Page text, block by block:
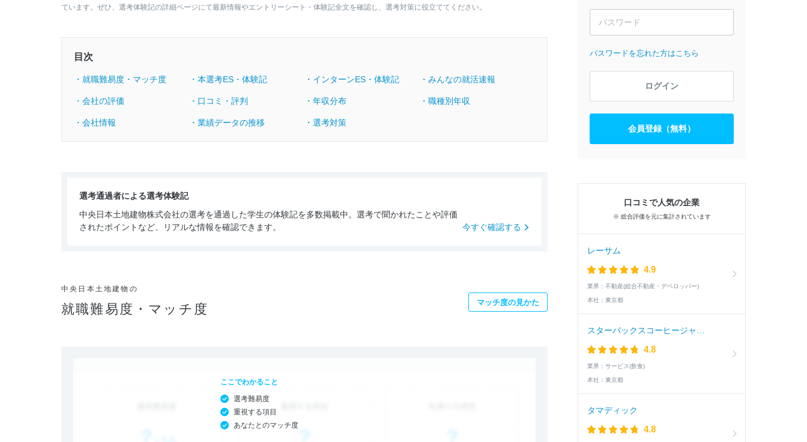
ています。ぜひ、選考体験記の詳細ページにて最新情報やエントリーシート・体験記全文を確認し、選考対策に役立ててください。
目次
・就職難易度・マッチ度 ・本選考ES・体験記 ・インターンES・体験記 ・みんなの就活速報
・会社の評価 ・口コミ・評判 ・年収分布 ・職種別年収
・会社情報 ・業績データの推移 ・選考対策
選考通過者による選考体験記
中央日本土地建物株式会社の選考を通過した学生の体験記を多数掲載中。選考で聞かれたことや評価
されたポイントなど、リアルな情報を確認できます。
今すぐ確認する
中央日本土地建物の
就職難易度・マッチ度 マッチ度の見かた
ここでわかること
選考難易度
重視する項目
あなたとのマッチ度
パスワードを忘れた方はこちら
ログイン
会員登録（無料）
口コミで人気の企業
※ 総合評価を元に集計されています
レーサム
4.9
業界： 不動産(総合不動産・デベロッパー)
本社： 東京都
4.8
業界： サービス(飲食)
本社： 東京都
タマディック
4.8